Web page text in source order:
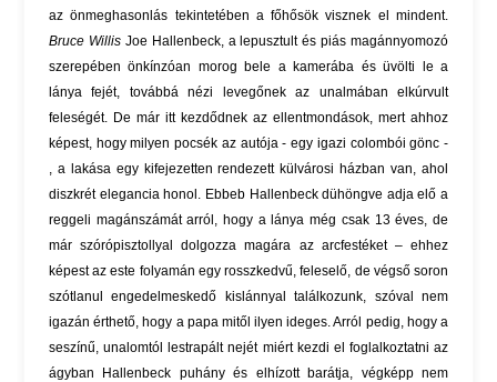
az önmeghasonlás tekintetében a főhősök visznek el mindent.
Bruce WillisJoe Hallenbeck, a lepusztult és piás magánnyomozó
szerepében önkínzóan morog bele a kamerába és üvölti le a
lánya fejét, továbbá nézi levegőnek az unalmában elkúrvult
feleségét. De már itt kezdődnek az ellentmondások, mert ahhoz
képest, hogy milyen pocsék az autója - egy igazi colombói gönc -
, a lakása egy kifejezetten rendezett külvárosi házban van, ahol
diszkrét elegancia honol. Ebbeb Hallenbeck dühöngve adja elő a
reggeli magánszámát arról, hogy a lánya még csak 13 éves, de
már szórópisztollyal dolgozza magára az arcfestéket – ehhez
képest az este folyamán egy rosszkedvű, feleselő, de végső soron
szótlanul engedelmeskedő kislánnyal találkozunk, szóval nem
igazán érthető, hogy a papa mitől ilyen ideges. Arról pedig, hogy a
seszínű, unalomtól lestrapált nejét miért kezdi el foglalkoztatni az
ágyban Hallenbeck puhány és elhízott barátja, végképp nem